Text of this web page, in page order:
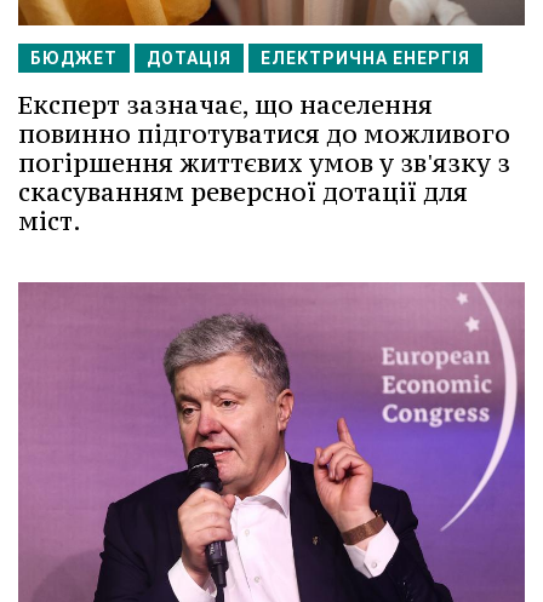
БЮДЖЕТ ДОТАЦІЯ ЕЛЕКТРИЧНА ЕНЕРГІЯ
Експерт зазначає, що населення
повинно підготуватися до можливого
погіршення життєвих умов у зв'язку з
скасуванням реверсної дотації для
міст.